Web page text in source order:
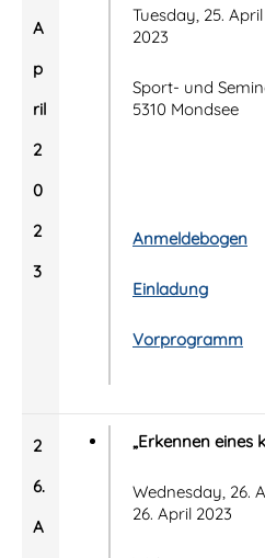
A
p
ril
2
0
2
3
Tuesday, 25.
2023
Sport- und
5310 Mondsee
Anmeldebogen
Einladung
Vorprogramm
2
6.
A
„Erkennen eines
Wednesday, 26.
26. April 2023